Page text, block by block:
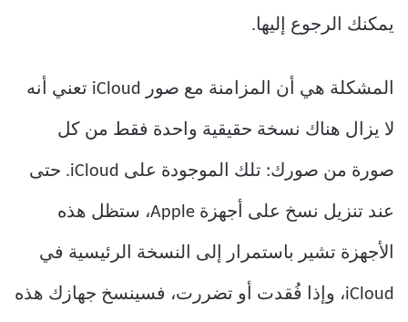
يمكنك الرجوع إليها.
المشكلة هي أن المزامنة مع صور iCloud تعني أنه
لا يزال هناك نسخة حقيقية واحدة فقط من كل
صورة من صورك: تلك الموجودة على iCloud. حتى
عند تنزيل نسخ على أجهزة Apple، ستظل هذه
الأجهزة تشير باستمرار إلى النسخة الرئيسية في
iCloud، وإذا فُقدت أو تضررت، فسينسخ جهازك هذه